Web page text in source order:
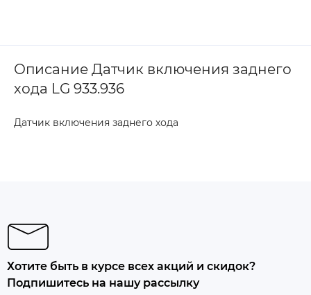
Описание Датчик включения заднего
хода LG 933.936
Датчик включения заднего хода
Хотите быть в курсе всех акций и скидок?
Подпишитесь на нашу рассылку